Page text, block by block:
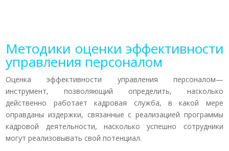
Методики оценки эффективности
управления персоналом
Оценка эффективности управления персоналом—
инструмент, позволяющий определить, насколько
действенно работает кадровая служба, в какой мере
оправданы издержки, связанные с реализацией программы
кадровой деятельности, насколько успешно сотрудники
могут реализовывать свой потенциал.